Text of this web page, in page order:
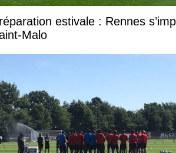
estivale : Rennes
Malo